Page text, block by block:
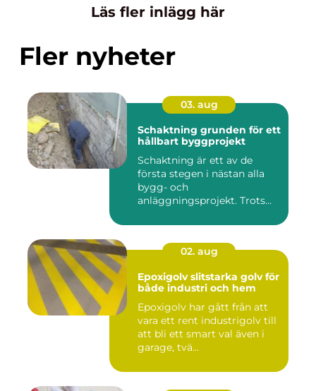
Läs fler inlägg här
Fler nyheter
03. aug
Schaktning grunden för ett
hållbart byggprojekt
Schaktning är ett av de
första stegen i nästan alla
bygg- och
anläggningsprojekt. Trots
02. aug
Epoxigolv slitstarka golv för
både industri och hem
Epoxigolv har gått från att
vara ett rent industrigolv till
att bli ett smart val även i
garage, tvä...